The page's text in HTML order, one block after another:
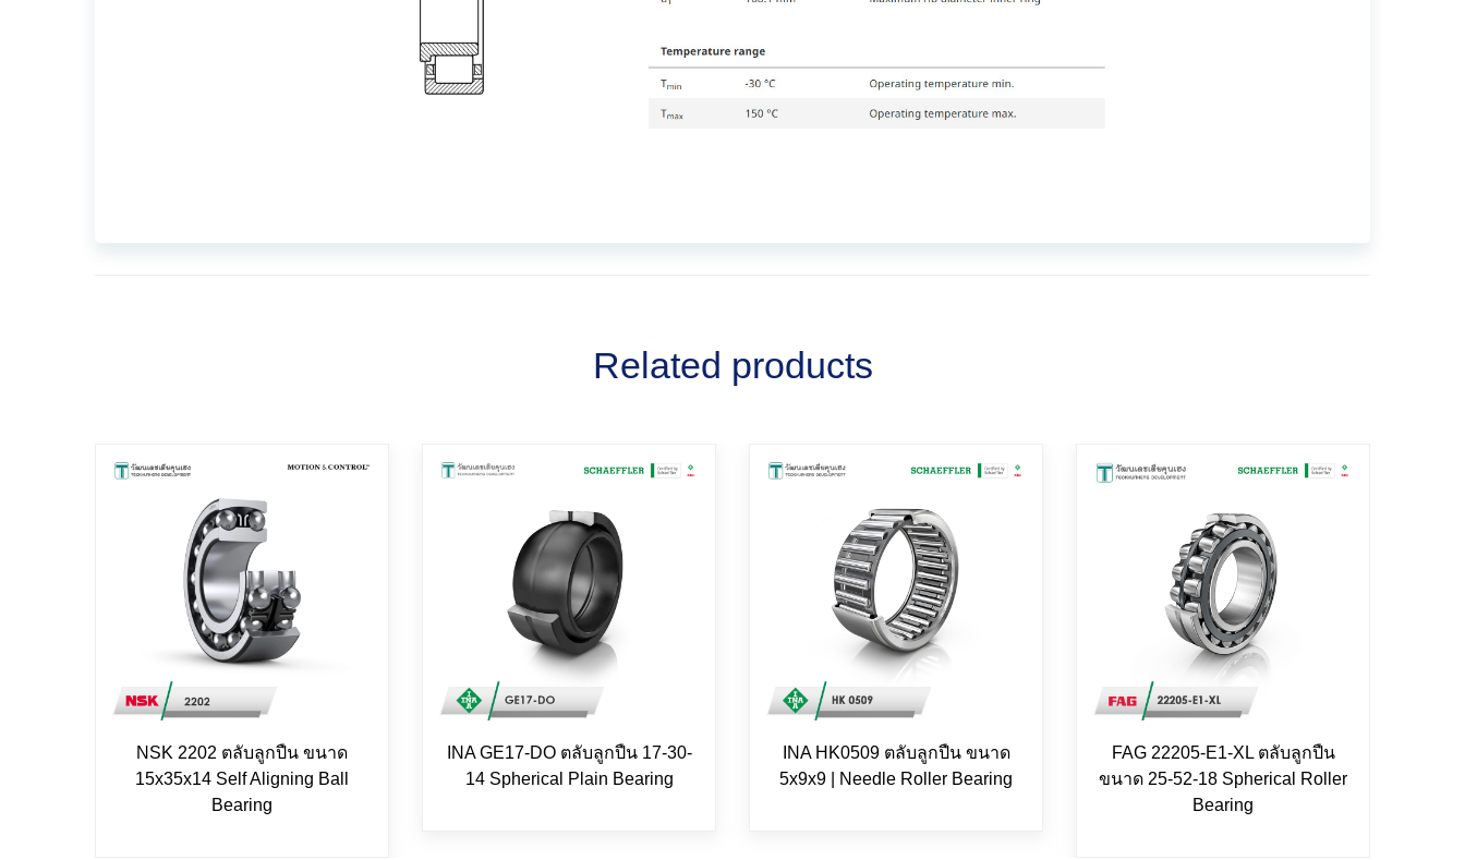
Related products
NSK 2202 ตลับลูกปืน ขนาด
15x35x14 Self Aligning Ball
Bearing
INA GE17-DO ตลับลูกปืน 17-30-
14 Spherical Plain Bearing
INA HK0509 ตลับลูกปืน ขนาด
5x9x9 | Needle Roller Bearing
FAG 22205-E1-XL ตลับลูกปืน
ขนาด 25-52-18 Spherical Roller
Bearing